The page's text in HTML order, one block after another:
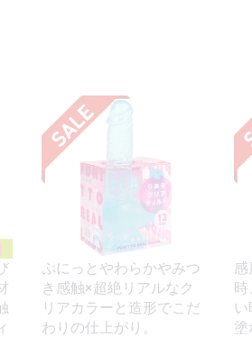
ぷにっとやわらかやみつ
き感触×超絶リアルなク
リアカラーと造形でこだ
わりの仕上がり。
時
い
塗